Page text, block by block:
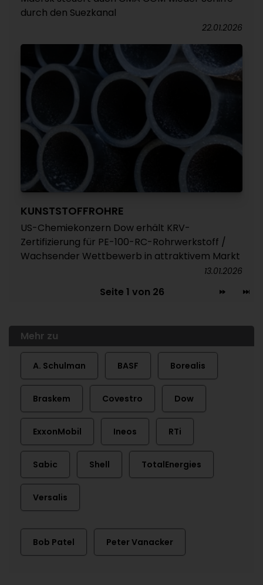
durch den Suezkanal
22.01.2026
KUNSTSTOFFROHRE
US-Chemiekonzern Dow erhält KRV-
Zertifizierung für PE-100-RC-Rohrwerkstoff /
Wachsender Wettbewerb in attraktivem Markt
13.01.2026
Seite 1 von 26
Mehr zu
A. Schulman BASF Borealis
Braskem Covestro Dow
ExxonMobil Ineos RTi
Sabic Shell TotalEnergies
Versalis
Bob Patel Peter Vanacker